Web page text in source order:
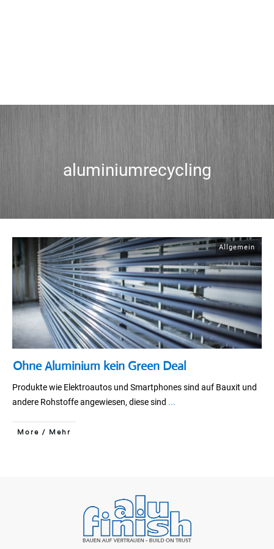
aluminiumrecycling
Allgemein
Ohne Aluminium kein Green Deal
Produkte wie Elektroautos und Smartphones sind auf Bauxit und
andere Rohstoffe angewiesen, diese sind ...
More / Mehr